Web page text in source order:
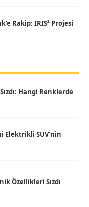
Rakip: IRIS² Projesi
Hangi Renklerde
Elektrikli SUV’nin
Özellikleri Sızdı